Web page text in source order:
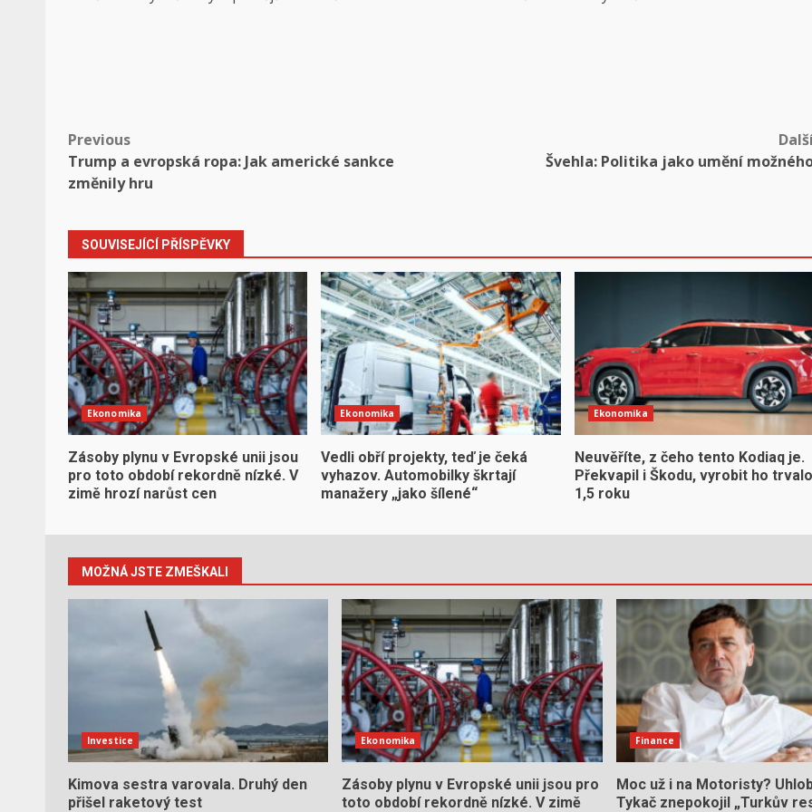
Post
navigation
Previous
Trump a evropská ropa: Jak americké sankce
změnily hru
Švehla: Politika jako umění
SOUVISEJÍCÍ PŘÍSPĚVKY
Ekonomika
Zásoby plynu v Evropské unii jsou
pro toto období rekordně nízké. V
zimě hrozí narůst cen
Ekonomika
Vedli obří projekty, teď je čeká
vyhazov. Automobilky škrtají
manažery „jako šílené“
Ekonomika
Neuvěříte, z čeho tento Kodiaq je.
Překvapil i Škodu, vyrobit ho trvalo
1,5 roku
MOŽNÁ JSTE ZMEŠKALI
Investice
Kimova sestra varovala. Druhý den
přišel raketový test
Ekonomika
Zásoby plynu v Evropské unii jsou pro
toto období rekordně nízké. V zimě
Finance
Moc už i na Motoristy?
Tykač znepokojil „Turkův